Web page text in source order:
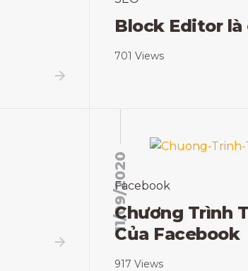
Block Editor là
701 Views
11/09/2020
Facebook
Chương Trình
Của Facebook
917 Views